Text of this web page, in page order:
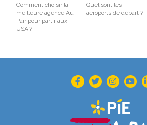
Comment choisir la
meilleure agence Au
Pair pour partir aux
USA ?
Quel sont les
aéroports de départ ?